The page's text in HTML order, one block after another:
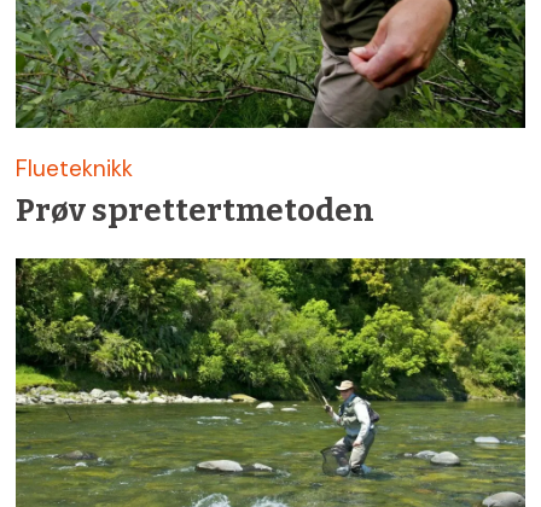
Flueteknikk
Prøv sprettert­metoden